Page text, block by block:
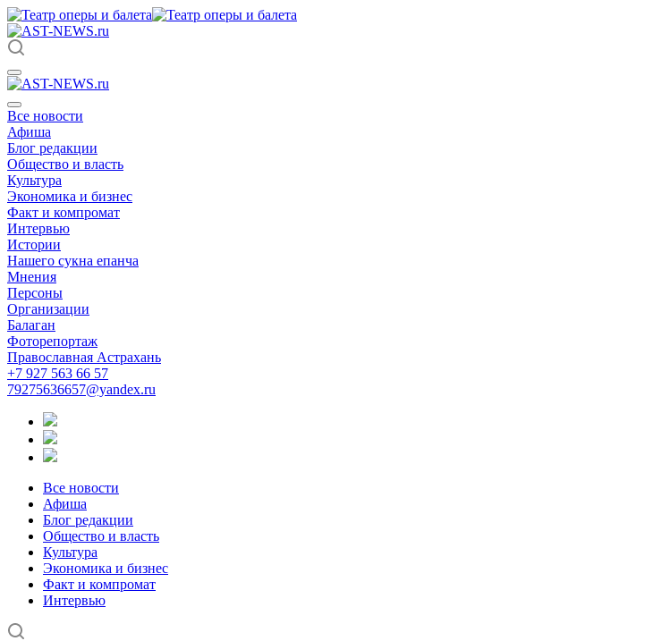
Все новости
Афиша
Блог редакции
Общество и власть
Культура
Экономика и бизнес
Факт и компромат
Интервью
Истории
Нашего сукна епанча
Мнения
Персоны
Организации
Балаган
Фоторепортаж
Православная Астрахань
+7 927 563 66 57
79275636657@yandex.ru
Все новости
Афиша
Блог редакции
Общество и власть
Культура
Экономика и бизнес
Факт и компромат
Интервью